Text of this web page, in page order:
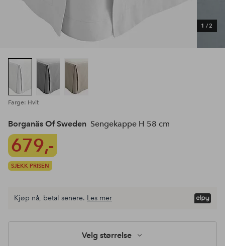
1 /2
Farge: Hvit
Borganäs Of Sweden Sengekappe H 58 cm
679,-
SJEKK PRISEN
Legg i
Kjøp nå, betal senere. Les mer
Velg størrelse